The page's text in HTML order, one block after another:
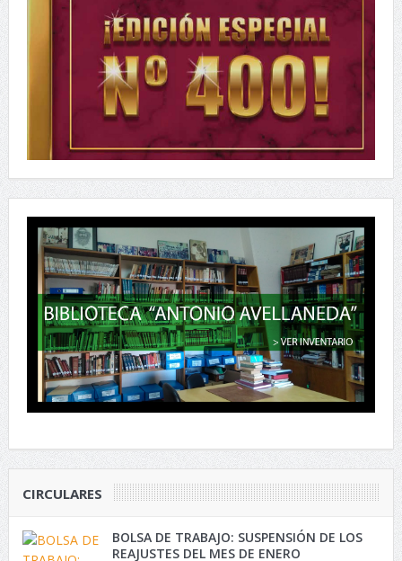
CIRCULARES
BOLSA DE TRABAJO: SUSPENSIÓN DE LOS
REAJUSTES DEL MES DE ENERO